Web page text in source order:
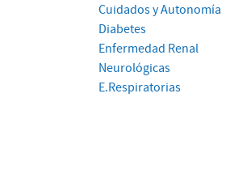
Cuidados y Autonomía
Diabetes
Enfermedad Renal
Neurológicas
E.Respiratorias